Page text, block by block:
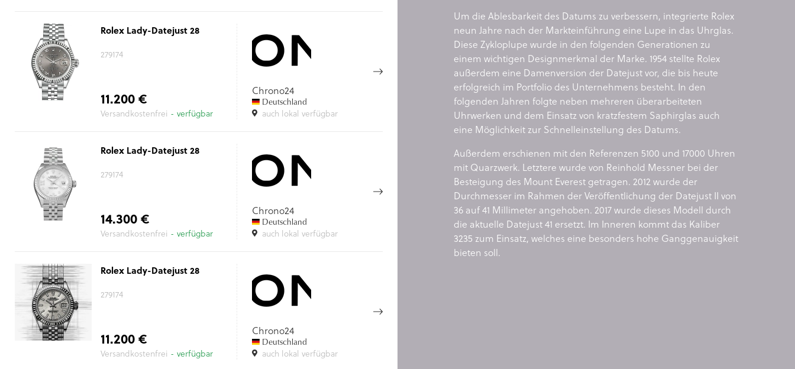
Um die Ablesbarkeit des Datums zu verbessern, integrierte Rolex
neun Jahre nach der Markteinführung eine Lupe in das Uhrglas.
Diese Zykloplupe wurde in den folgenden Generationen zu
einem wichtigen Designmerkmal der Marke. 1954 stellte Rolex
außerdem eine Damenversion der Datejust vor, die bis heute
erfolgreich im Portfolio des Unternehmens besteht. In den
folgenden Jahren folgte neben mehreren überarbeiteten
Uhrwerken und dem Einsatz von kratzfestem Saphirglas auch
eine Möglichkeit zur Schnelleinstellung des Datums.
Außerdem erschienen mit den Referenzen 5100 und 17000 Uhren
mit Quarzwerk. Letztere wurde von Reinhold Messner bei der
Besteigung des Mount Everest getragen. 2012 wurde der
Durchmesser im Rahmen der Veröffentlichung der Datejust II von
36 auf 41 Millimeter angehoben. 2017 wurde dieses Modell durch
die aktuelle Datejust 41 ersetzt. Im Inneren kommt das Kaliber
3235 zum Einsatz, welches eine besonders hohe Ganggenauigkeit
bieten soll.
Rolex Lady-Datejust 28
279174
11.200 €
Versandkostenfrei - verfügbar
Chrono24
Deutschland
auch lokal verfügbar
Rolex Lady-Datejust 28
279174
14.300 €
Versandkostenfrei - verfügbar
Chrono24
Deutschland
auch lokal verfügbar
Rolex Lady-Datejust 28
279174
11.200 €
Versandkostenfrei - verfügbar
Chrono24
Deutschland
auch lokal verfügbar